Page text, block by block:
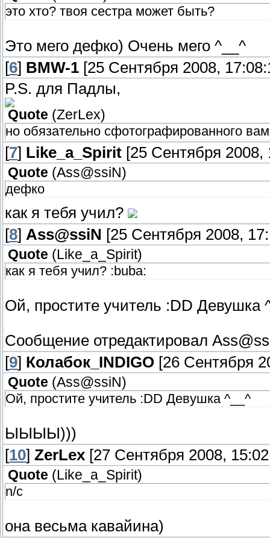
это хто? твоя сестра может быть?
Это мего дефко) Очень мего ^__^
[6] BMW-1 [25 Сентября 2008,
P.S. для Падлы,
Quote (ZerLex)
но обязательно сфотографированного
[7] Like_a_Spirit [25 Сентября 2008,
Quote (Ass@ssiN )
дефко
как я тебя учил?
[8] Ass@ssiN [25 Сентября 2008,
Quote ( Like_a_Spirit)
как я тебя учил? :buba:
Ой, простите учитель :DD Девушка
Сообщение отредактировал
[9] Колабок_INDIGO [26 Сентября
Quote (Ass@ssiN )
Ой, простите учитель :DD Девушка ^__^
ЫЫЫЫ)))
[10] ZerLex [27 Сентября 2008,
Quote ( Like_a_Spirit)
n/c
она весьма кавайина)